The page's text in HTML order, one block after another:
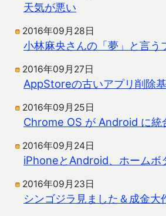
天気が悪い
2016年09月28日
小林麻央さんの「夢」と言う
2016年09月27日
AppStoreの古いアプリ削除
2016年09月25日
Chrome OS が Android に統
2016年09月24日
iPhoneとAndroid、ホームボ
2016年09月23日
シンゴジラ見ました＆成金大